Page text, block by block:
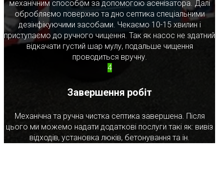
механічним способом за допомогою асенізатора. Далі
обробляємо поверхню та дно септика спеціальними
дезінфікуючими засобами. Чекаємо 10-15 хвилин і
приступаємо до ручного чищення. Так як насос не здатний
відкачати густий шар мулу, подальше чищення
проводиться вручну.
4
Завершення робіт
Механічна та ручна чистка септика завершена. Після
цього ми можемо надати додаткові послуги такі як: вивіз
відходів, установка люків, бетонування та ін.